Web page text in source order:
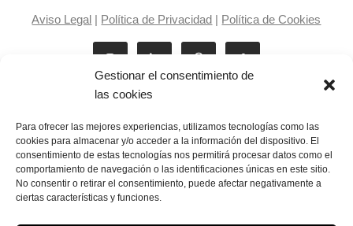
Gestionar el consentimiento de
las cookies
Para ofrecer las mejores experiencias, utilizamos tecnologías como las
cookies para almacenar y/o acceder a la información del dispositivo. El
consentimiento de estas tecnologías nos permitirá procesar datos como el
comportamiento de navegación o las identificaciones únicas en este sitio.
No consentir o retirar el consentimiento, puede afectar negativamente a
ciertas características y funciones.
Aviso Legal | Política de Privacidad | Política de Cookies
Laila Victoria © copyright 2025